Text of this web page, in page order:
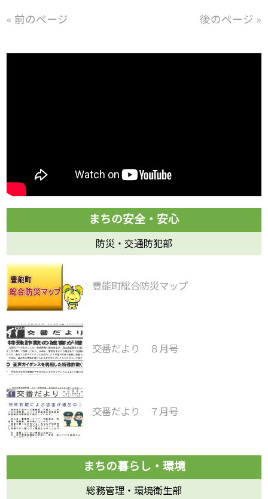
« 前のページ 後のページ »
防災・交通防犯部
豊能町総合防災マップ
交番だより ８月号
交番だより ７月号
総務管理・環境衛生部